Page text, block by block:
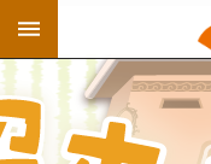
跳到主要內容區塊